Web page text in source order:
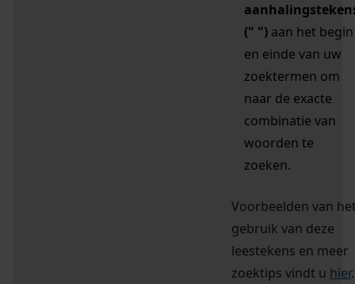
(" ") aan het begin
en einde van uw
zoektermen om
naar de exacte
combinatie van
woorden te
zoeken.
Voorbeelden van
gebruik van deze
leestekens en meer
zoektips vindt u hier.